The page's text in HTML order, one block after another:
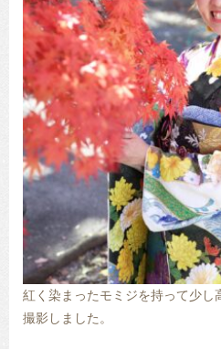
紅く染まったモミジを持って少し
撮影しました。